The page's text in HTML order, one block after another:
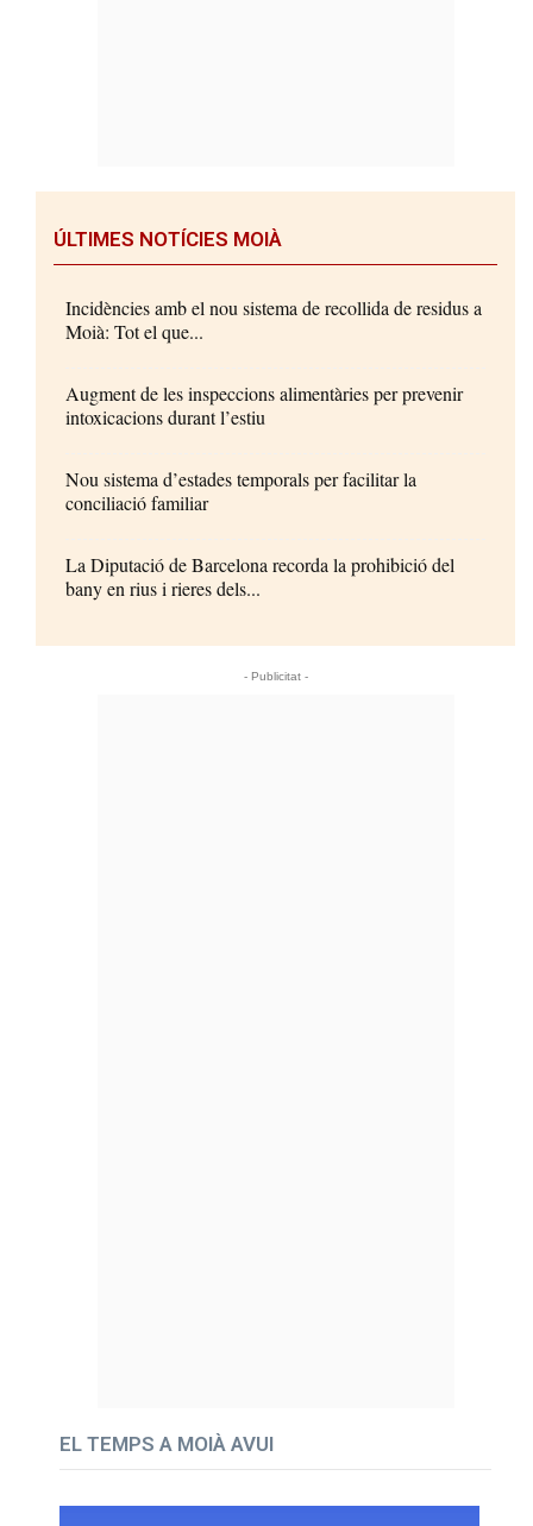
ÚLTIMES NOTÍCIES MOIÀ
Incidències amb el nou sistema de recollida de residus a
Moià: Tot el que...
Augment de les inspeccions alimentàries per prevenir
intoxicacions durant l’estiu
Nou sistema d’estades temporals per facilitar la
conciliació familiar
La Diputació de Barcelona recorda la prohibició del
bany en rius i rieres dels...
- Publicitat -
EL TEMPS A MOIÀ AVUI